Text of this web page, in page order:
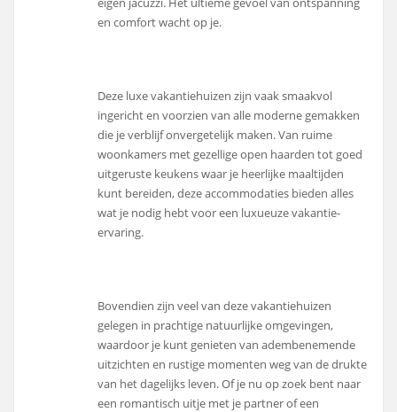
en comfort wacht op je.
Deze luxe vakantiehuizen zijn vaak smaakvol
ingericht en voorzien van alle moderne gemakken
die je verblijf onvergetelijk maken. Van ruime
woonkamers met gezellige open haarden tot goed
uitgeruste keukens waar je heerlijke maaltijden
kunt bereiden, deze accommodaties bieden alles
wat je nodig hebt voor een luxueuze vakantie-
ervaring.
Bovendien zijn veel van deze vakantiehuizen
gelegen in prachtige natuurlijke omgevingen,
waardoor je kunt genieten van adembenemende
uitzichten en rustige momenten weg van de drukte
van het dagelijks leven. Of je nu op zoek bent naar
een romantisch uitje met je partner of een